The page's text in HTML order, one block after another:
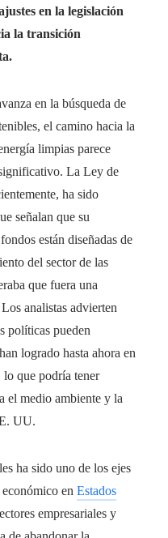
en la legislación
la transición
en la búsqueda de
el camino hacia la
limpias parece
La Ley de
ha sido
señalan que su
están diseñadas de
del sector de las
que fuera una
analistas advierten
políticas pueden
logrado hasta ahora en
lo que podría tener
el medio ambiente y la
UU.
ha sido uno de los ejes
en Estados
empresariales y